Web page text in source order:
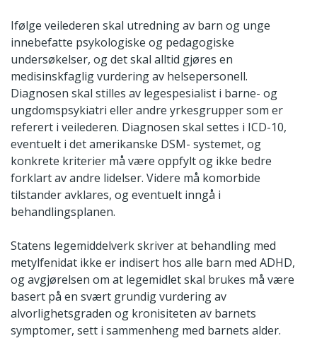
Ifølge veilederen skal utredning av barn og unge
innebefatte psykologiske og pedagogiske
undersøkelser, og det skal alltid gjøres en
medisinskfaglig vurdering av helsepersonell.
Diagnosen skal stilles av legespesialist i barne- og
ungdomspsykiatri eller andre yrkesgrupper som er
referert i veilederen. Diagnosen skal settes i ICD-10,
eventuelt i det amerikanske DSM- systemet, og
konkrete kriterier må være oppfylt og ikke bedre
forklart av andre lidelser. Videre må komorbide
tilstander avklares, og eventuelt inngå i
behandlingsplanen.
Statens legemiddelverk skriver at behandling med
metylfenidat ikke er indisert hos alle barn med ADHD,
og avgjørelsen om at legemidlet skal brukes må være
basert på en svært grundig vurdering av
alvorlighetsgraden og kronisiteten av barnets
symptomer, sett i sammenheng med barnets alder.